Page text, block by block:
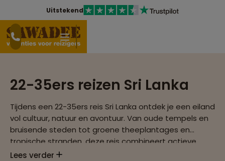
Uitstekend
22-35ers reizen Sri Lanka
Tijdens een 22-35ers reis Sri Lanka ontdek je een eiland
vol cultuur, natuur en avontuur. Van oude tempels en
bruisende steden tot groene theeplantages en
tropische stranden, deze reis combineert actieve
belevenissen met ontspannen momenten, perfect
Lees verder